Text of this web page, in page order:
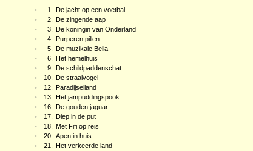
• 1.
De jacht op een voetbal
•
2.
De zingende aap
•
3.
De koningin van Onderland
•
4.
Purperen pillen
•
5.
De muzikale Bella
•
6.
Het hemelhuis
•
9.
De schildpaddenschat
•
10.
De straalvogel
•
12.
Paradijseiland
•
13.
Het jampuddingspook
•
16.
De gouden jaguar
•
17.
Diep in de put
•
18.
Met Fifi op reis
•
20.
Apen in huis
•
21.
Het verkeerde land